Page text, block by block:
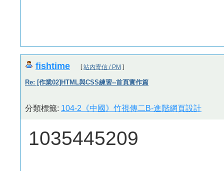
fishtime [站內寄信 / PM ]
Re: [作業02]HTML與CSS練習--首頁實作篇
分類標籤: 104-2《中國》竹視傳二B-進階網頁設計
1035445209